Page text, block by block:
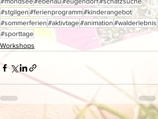
#stgilgen#ferienprogramm#kinderangebot
#sommerferien#aktivtage#animation#walderlebnis
#sporttage
Workshops